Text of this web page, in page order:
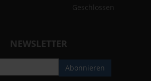
Geschlossen
NEWSLETTER
Abonnieren